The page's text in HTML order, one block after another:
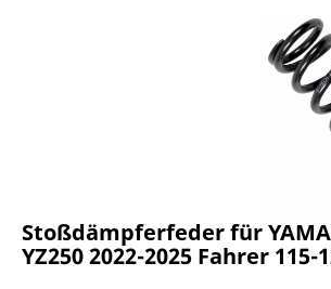
Stoßdämpferfeder für
YZ250 2022-2025 Fahrer 115-